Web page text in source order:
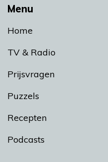
Menu
Home
TV & Radio
Prijsvragen
Puzzels
Recepten
Podcasts